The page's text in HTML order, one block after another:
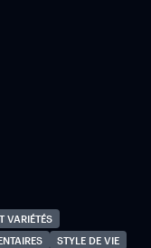
VARIÉTÉS
STYLE DE VIE